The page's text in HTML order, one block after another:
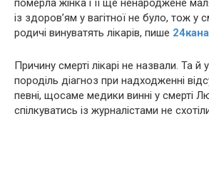
померла жінка і її ще ненароджене
із здоров’ям у вагітної не було, тож у
родичі винуватять лікарів, пише
Причину смерті лікарі не назвали. Та й
породіль діагноз при надходженні
певні, щосаме медики винні у смерті
спілкуватись із журналістами не